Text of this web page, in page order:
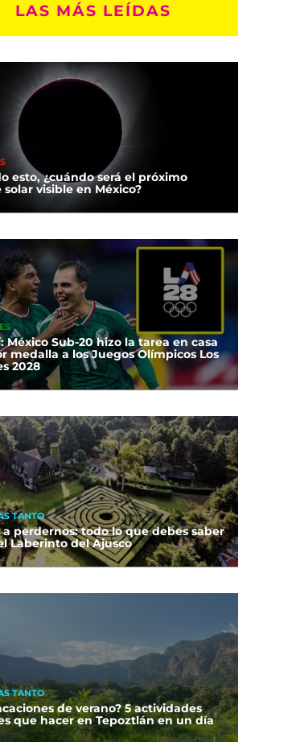
LAS MÁS LEÍDAS
esto, ¿cuándo será el próximo
solar visible en México?
México Sub-20 hizo la tarea en casa
medalla a los Juegos Olímpicos Los
2028
TANTO
a perdernos: todo lo que debes saber
Laberinto del Ajusco
TANTO
de verano? 5 actividades
que hacer en Tepoztlán en un día